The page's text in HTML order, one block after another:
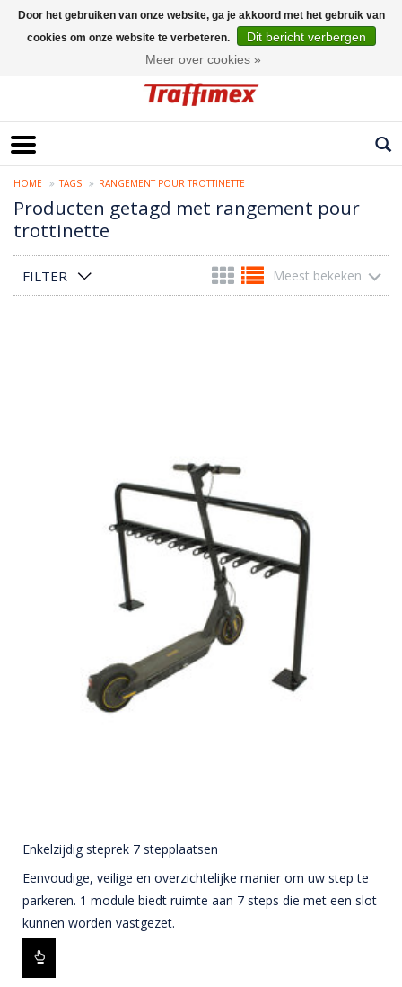
HOME TAGS RANGEMENT POUR TROTTINETTE
Producten getagd met rangement pour
trottinette
FILTER Meest bekeken
Enkelzijdig steprek 7 stepplaatsen
Eenvoudige, veilige en overzichtelijke manier om uw step te
parkeren. 1 module biedt ruimte aan 7 steps die met een slot
kunnen worden vastgezet.
Door het gebruiken van onze website, ga je akkoord met het gebruik van
cookies om onze website te verbeteren.
Dit bericht verbergen
Meer over cookies »